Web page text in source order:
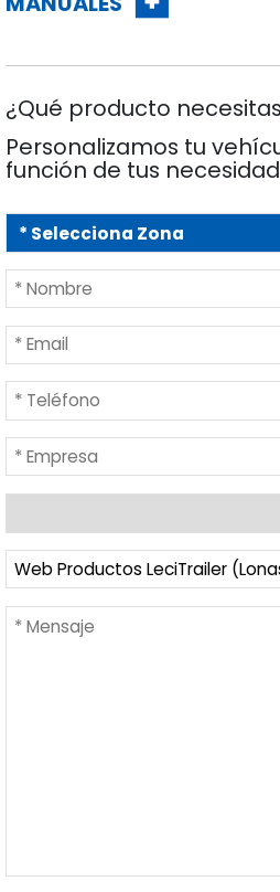
¿Qué producto
Personalizamos tu
función de tus